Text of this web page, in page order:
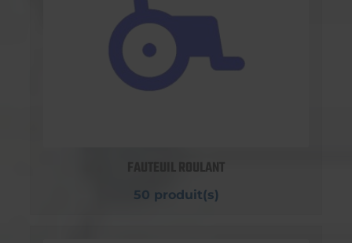
FAUTEUIL ROULANT
50 produit(s)